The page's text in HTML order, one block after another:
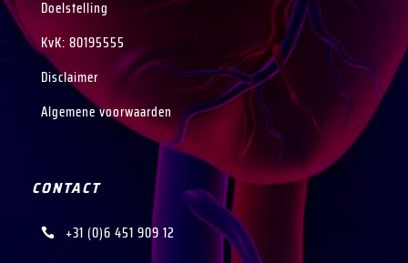
Doelstelling
KvK: 80195555
Disclaimer
Algemene voorwaarden
CONTACT
 +31 (0)6 451 909 12